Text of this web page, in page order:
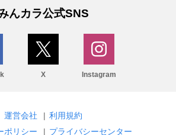
んカラ公式SNS
X Instagram
運営会社 | 利用規約
ポリシー
| プライバシーセンター